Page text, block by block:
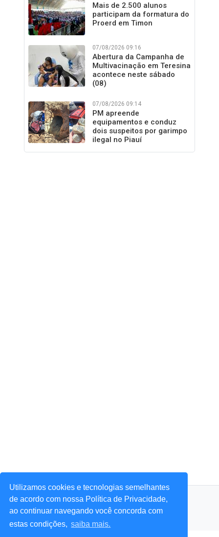
Utilizamos cookies e tecnologias semelhantes
de acordo com nossa Política de Privacidade,
ao continuar navegando você concorda com
estas condições, saiba mais.
Mais de 2.500 alunos
participam da formatura do
Proerd em Timon
07/08/2026 09:16
Abertura da Campanha de
Multivacinação em Teresina
acontece neste sábado
(08)
07/08/2026 09:14
PM apreende
equipamentos e conduz
dois suspeitos por garimpo
ilegal no Piauí
© 2026 Portal Agora Sim! — Todos os direitos reservados.